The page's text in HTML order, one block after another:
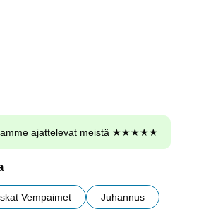
ajattelevat meistä ★★★★★
Vempaimet Juhannus